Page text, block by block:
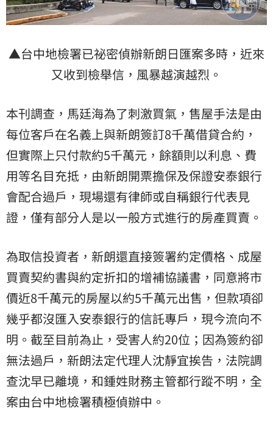
▲台中地檢署已祕密偵辦新朗日匯案多時，近來
又收到檢舉信，風暴越演越烈。
本刊調查，馬廷海為了刺激買氣，售屋手法是由
每位客戶在名義上與新朗簽訂8千萬借貸合約，
但實際上只付款約5千萬元，餘額則以利息、費
用等名目充抵，由新朗開票擔保及保證安泰銀行
會配合過戶，現場還有律師或自稱銀行代表見
證，僅有部分人是以一般方式進行的房產買賣。
為取信投資者，新朗還直接簽署約定價格、成屋
買賣契約書與約定折扣的增補協議書，同意將市
價近8千萬元的房屋以約5千萬元出售，但款項卻
幾乎都沒匯入安泰銀行的信託專戶，現今流向不
明。截至目前為止，受害人約20位；因為簽約卻
無法過戶，新朗法定代理人沈靜宜挨告，法院調
查沈早已離境，和鍾姓財務主管都行蹤不明，全
案由台中地檢署積極偵辦中。